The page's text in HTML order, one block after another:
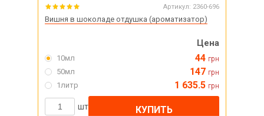
Артикул: 2360-696
Вишня в шоколаде отдушка (ароматизатор)
Цена
10мл 44 грн
50мл 147 грн
1литр 1 635.5 грн
шт КУПИТЬ